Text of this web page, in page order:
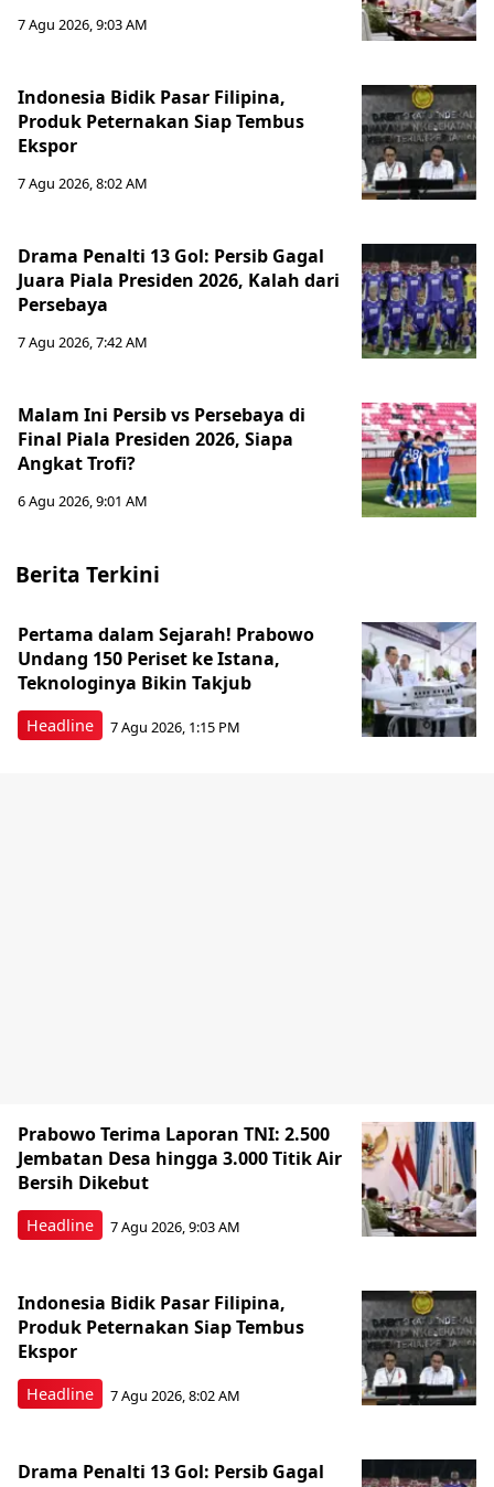
7 Agu 2026, 9:03 AM
Indonesia Bidik Pasar Filipina,
Produk Peternakan Siap Tembus
Ekspor
7 Agu 2026, 8:02 AM
Drama Penalti 13 Gol: Persib Gagal
Juara Piala Presiden 2026, Kalah dari
Persebaya
7 Agu 2026, 7:42 AM
Malam Ini Persib vs Persebaya di
Final Piala Presiden 2026, Siapa
Angkat Trofi?
6 Agu 2026, 9:01 AM
Berita Terkini
Headline
Pertama dalam Sejarah! Prabowo
Undang 150 Periset ke Istana,
Teknologinya Bikin Takjub
7 Agu 2026, 1:15 PM
Headline
Prabowo Terima Laporan TNI: 2.500
Jembatan Desa hingga 3.000 Titik Air
Bersih Dikebut
7 Agu 2026, 9:03 AM
Headline
Indonesia Bidik Pasar Filipina,
Produk Peternakan Siap Tembus
Ekspor
7 Agu 2026, 8:02 AM
Drama Penalti 13 Gol: Persib Gagal